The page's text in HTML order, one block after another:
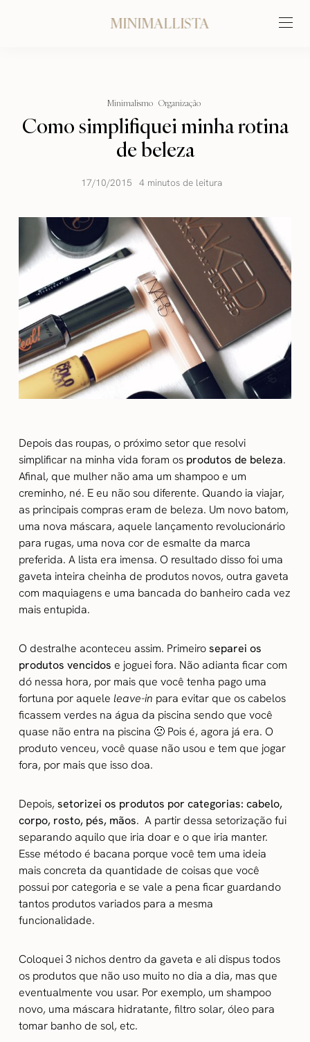
MINIMALLISTA
Minimalismo Organização
Como simplifiquei minha rotina
de beleza
17/10/2015 4 minutos de leitura
Depois das roupas, o próximo setor que resolvi
simplificar na minha vida foram os produtos de beleza.
Afinal, que mulher não ama um shampoo e um
creminho, né. E eu não sou diferente. Quando ia viajar,
as principais compras eram de beleza. Um novo batom,
uma nova máscara, aquele lançamento revolucionário
para rugas, uma nova cor de esmalte da marca
preferida. A lista era imensa. O resultado disso foi uma
gaveta inteira cheinha de produtos novos, outra gaveta
com maquiagens e uma bancada do banheiro cada vez
mais entupida.
O destralhe aconteceu assim. Primeiroseparei os
produtos vencidos e joguei fora. Não adianta ficar com
dó nessa hora, por mais que você tenha pago uma
fortuna por aqueleleave-in para evitar que os cabelos
ficassem verdes na água da piscina sendo que você
quase não entra na piscina 🙁 Pois é, agora já era. O
produto venceu, você quase não usou e tem que jogar
fora, por mais que isso doa.
Depois,setorizei os produtos por categorias: cabelo,
corpo, rosto, pés, mãos. A partir dessa setorização fui
separando aquilo que iria doar e o que iria manter.
Esse método é bacana porque você tem uma ideia
mais concreta da quantidade de coisas que você
possui por categoria e se vale a pena ficar guardando
tantos produtos variados para a mesma
funcionalidade.
Coloquei 3 nichos dentro da gaveta e ali dispus todos
os produtos que não uso muito no dia a dia, mas que
eventualmente vou usar. Por exemplo, um shampoo
novo, uma máscara hidratante, filtro solar, óleo para
tomar banho de sol, etc.